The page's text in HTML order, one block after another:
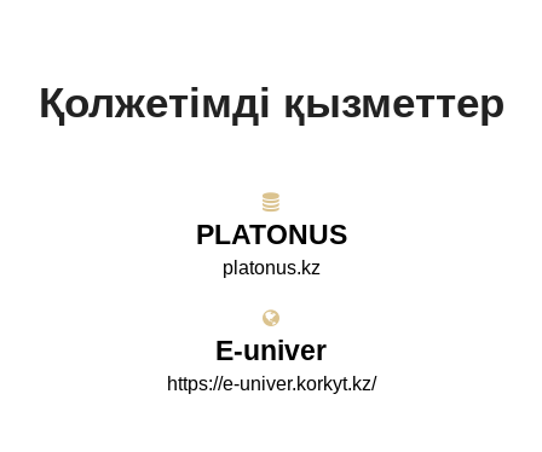
Қолжетімді қызметтер
PLATONUS
platonus.kz
E-univer
https://e-univer.korkyt.kz/